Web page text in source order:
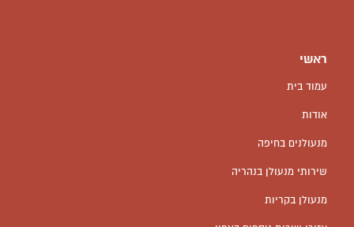
ראשי
עמוד בית
אודות
מנעולנים בחיפה
שירותי מנעולן בנהריה
מנעולן בקריות